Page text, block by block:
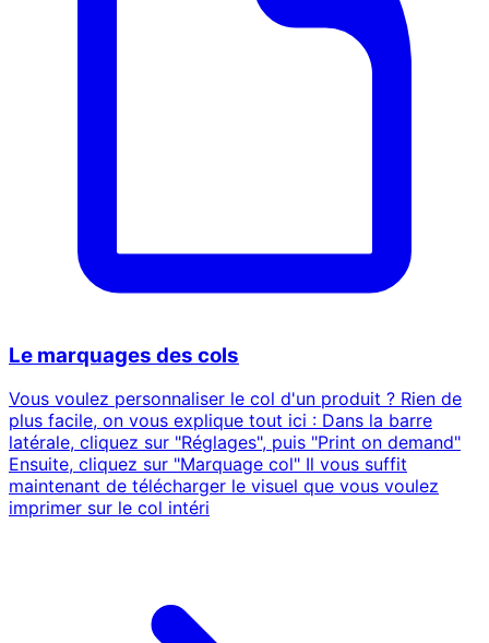
Le marquages des cols
Vous voulez personnaliser le col d'un produit ? Rien de
plus facile, on vous explique tout ici : Dans la barre
latérale, cliquez sur "Réglages", puis "Print on demand"
Ensuite, cliquez sur "Marquage col" Il vous suffit
maintenant de télécharger le visuel que vous voulez
imprimer sur le col intéri